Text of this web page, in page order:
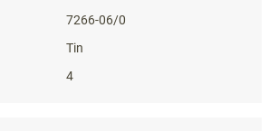
7266-06/0
Tin
4